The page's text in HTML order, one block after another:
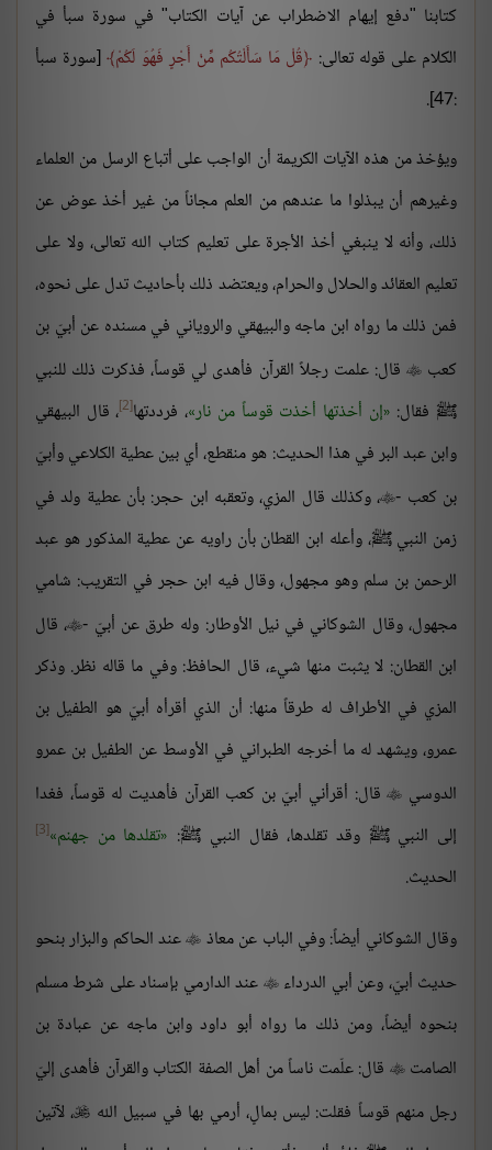
كتابنا "دفع إيهام الاضطراب عن آيات الكتاب" في سورة سبأ في
الكلام على قوله تعالى: قُلْ مَا سَأَلْتُكُم مِّنْ أَجْرٍ فَهُوَ لَكُمْ [سورة سبأ
:47].
ويؤخذ من هذه الآيات الكريمة أن الواجب على أتباع الرسل من العلماء
وغيرهم أن يبذلوا ما عندهم من العلم مجاناً من غير أخذ عوض عن
ذلك، وأنه لا ينبغي أخذ الأجرة على تعليم كتاب الله تعالى، ولا على
تعليم العقائد والحلال والحرام، ويعتضد ذلك بأحاديث تدل على نحوه،
فمن ذلك ما رواه ابن ماجه والبيهقي والروياني في مسنده عن أبيّ بن
كعب قال: علمت رجلاً القرآن فأهدى لي قوساً، فذكرت ذلك للنبي
ﷺ فقال: إن أخذتها أخذت قوساً من نار ، فرددتها[2] ، قال البيهقي
وابن عبد البر في هذا الحديث: هو منقطع، أي بين عطية الكلاعي وأبيّ
بن كعب -، وكذلك قال المزي، وتعقبه ابن حجر: بأن عطية ولد في
زمن النبي ﷺ، وأعله ابن القطان بأن راويه عن عطية المذكور هو عبد
الرحمن بن سلم وهو مجهول، وقال فيه ابن حجر في التقريب: شامي
مجهول، وقال الشوكاني في نيل الأوطار: وله طرق عن أبيّ -، قال
ابن القطان: لا يثبت منها شيء، قال الحافظ: وفي ما قاله نظر. وذكر
المزي في الأطراف له طرقاً منها: أن الذي أقرأه أبيّ هو الطفيل بن
عمرو، ويشهد له ما أخرجه الطبراني في الأوسط عن الطفيل بن عمرو
الدوسي قال: أقرأني أبيّ بن كعب القرآن فأهديت له قوساً، فغدا
إلى النبي ﷺ وقد تقلدها، فقال النبي ﷺ: تقلدها من جهنم [3]
الحديث.
وقال الشوكاني أيضاً: وفي الباب عن معاذ عند الحاكم والبزار بنحو
حديث أبيّ، وعن أبي الدرداء عند الدارمي بإسناد على شرط مسلم
بنحوه أيضاً، ومن ذلك ما رواه أبو داود وابن ماجه عن عبادة بن
الصامت قال: علّمت ناساً من أهل الصفة الكتاب والقرآن فأهدى إليّ
رجل منهم قوساً فقلت: ليس بمالٍ، أرمي بها في سبيل الله ، لآتين